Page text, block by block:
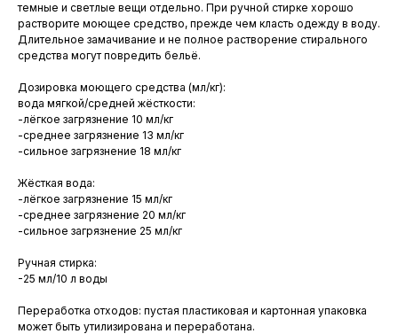
темные и светлые вещи отдельно. При ручной стирке хорошо
растворите моющее средство, прежде чем класть одежду в воду.
Длительное замачивание и не полное растворение стирального
средства могут повредить бельё.
Дозировка моющего средства (мл/кг):
вода мягкой/средней жёсткости:
-лёгкое загрязнение 10 мл/кг
-среднее загрязнение 13 мл/кг
-сильное загрязнение 18 мл/кг
Жёсткая вода:
-лёгкое загрязнение 15 мл/кг
-среднее загрязнение 20 мл/кг
-сильное загрязнение 25 мл/кг
Ручная стирка:
-25 мл/10 л воды
Переработка отходов: пустая пластиковая и картонная упаковка
может быть утилизирована и переработана.